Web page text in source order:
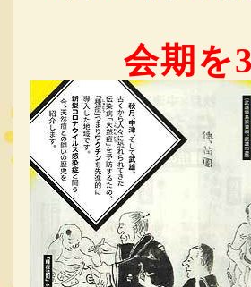
会期を